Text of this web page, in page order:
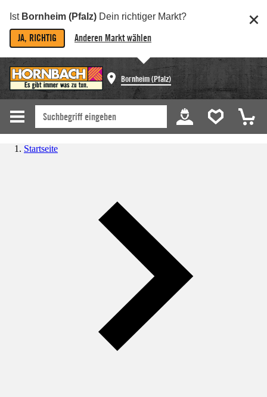
Ist Bornheim (Pfalz) Dein richtiger Markt?
JA, RICHTIG Anderen Markt wählen
Bornheim (Pfalz)
Startseite